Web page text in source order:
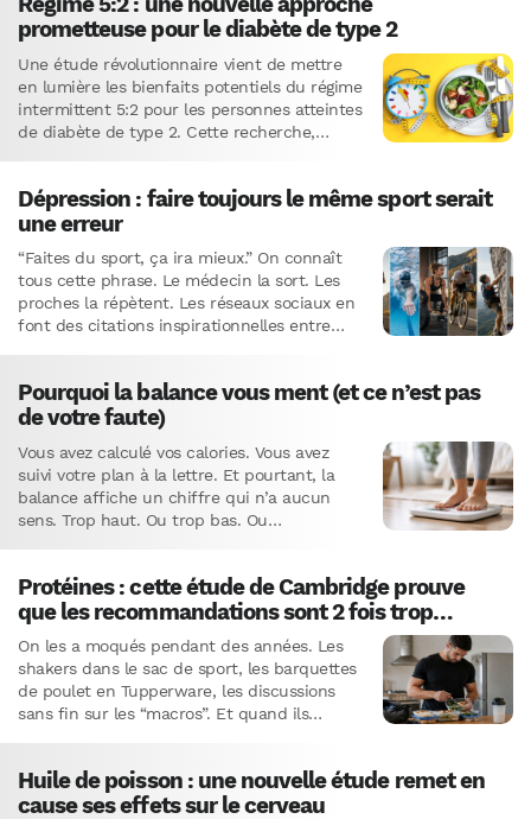
prometteuse pour le diabète de type 2
Une étude révolutionnaire vient de mettre
en lumière les bienfaits potentiels du régime
intermittent 5:2 pour les personnes atteintes
de diabète de type 2. Cette recherche,
Dépression : faire toujours le même sport serait
une erreur
“Faites du sport, ça ira mieux.” On connaît
tous cette phrase. Le médecin la sort. Les
proches la répètent. Les réseaux sociaux en
font des citations inspirationnelles entre
Pourquoi la balance vous ment (et ce n’est pas
de votre faute)
Vous avez calculé vos calories. Vous avez
suivi votre plan à la lettre. Et pourtant, la
balance affiche un chiffre qui n’a aucun
sens. Trop haut. Ou trop bas. Ou…
Protéines : cette étude de Cambridge prouve
que les recommandations sont 2 fois trop
basses
On les a moqués pendant des années. Les
shakers dans le sac de sport, les barquettes
de poulet en Tupperware, les discussions
sans fin sur les “macros”. Et quand ils…
Huile de poisson : une nouvelle étude remet en
cause ses effets sur le cerveau